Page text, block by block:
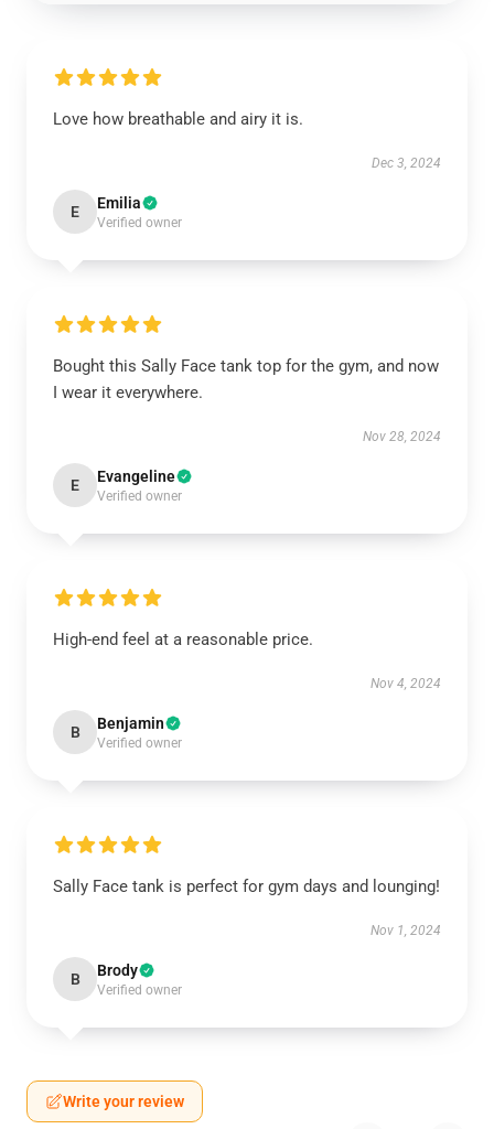
Love how breathable and airy it is.
Dec 3, 2024
E Emilia
Verified owner
Bought this Sally Face tank top for the gym, and now
I wear it everywhere.
Nov 28, 2024
E Evangeline
Verified owner
High-end feel at a reasonable price.
Nov 4, 2024
B Benjamin
Verified owner
Sally Face tank is perfect for gym days and lounging!
Nov 1, 2024
B Brody
Verified owner
Write your review